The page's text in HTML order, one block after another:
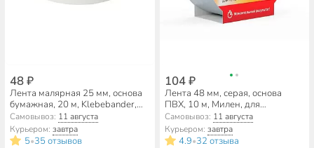
48 ₽
Лента малярная 25 мм, основа
бумажная, 20 м, Klebebander,
010
Самовывоз: 11 августа
Курьером:завтра
5•35 отзывов
104 ₽
Лента 48 мм, серая, основа
ПВХ, 10 м, Милен, для
ремонтных работ, RIM810T
Самовывоз: 11 августа
Курьером: завтра
4.9•32 отзыва